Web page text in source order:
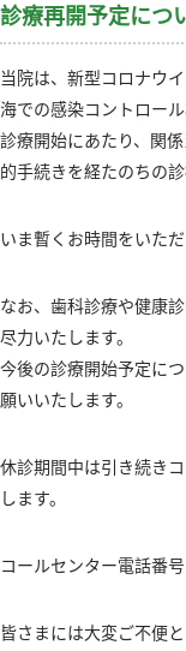
診療再開予定につ
当院は、新型コロナウ
海での感染コントロー
診療開始にあたり、関
的手続きを経たのちの
いま暫くお時間をいた
なお、歯科診療や健康
尽力いたします。
今後の診療開始予定に
願いいたします。
休診期間中は引き続き
します。
コールセンター電話
皆さまには大変ご不便